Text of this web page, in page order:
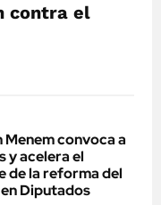
contra el
Menem convoca a
y acelera el
de la reforma del
Diputados